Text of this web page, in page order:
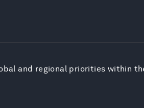
and regional priorities within